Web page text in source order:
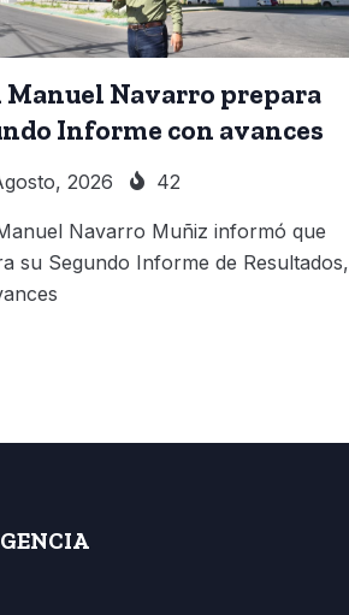
Manuel Navarro prepara
Informe con avances
2026 42
Navarro Muñiz informó que
su Segundo Informe de Resultados,